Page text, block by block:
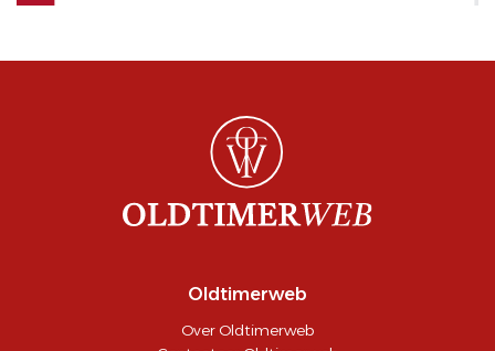
Oldtimerweb
Over Oldtimerweb